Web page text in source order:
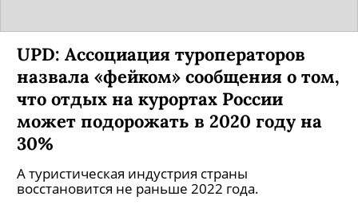
UPD: Ассоциация туроператоров
назвала «фейком» сообщения о том,
что отдых на курортах России
может подорожать в 2020 году на
30%
А туристическая индустрия страны
восстановится не раньше 2022 года.